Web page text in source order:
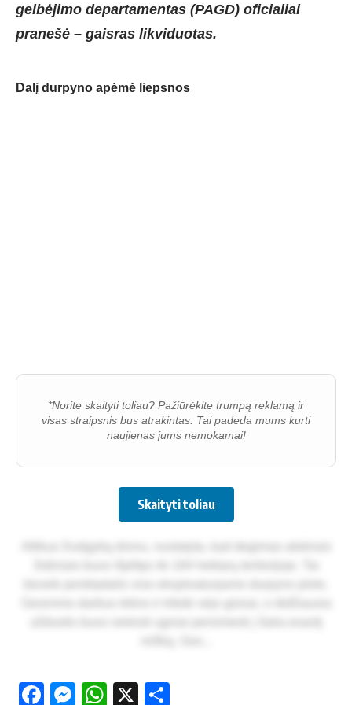
gelbėjimo departamentas (PAGD) oficialiai
pranešė – gaisras likviduotas.
Dalį durpyno apėmė liepsnos
*Norite skaityti toliau? Pažiūrėkite trumpą reklamą ir
visas straipsnis bus atrakintas. Tai padeda mums kurti
naujienas jums nemokamai!
Skaityti toliau
Facebook
Messenger
WhatsApp
X